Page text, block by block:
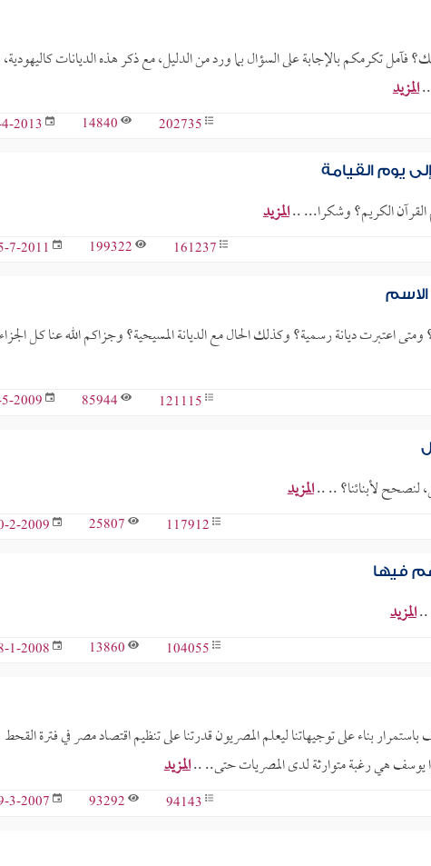
فآمل تكرمكم بالإجابة على السؤال بما ورد من الدليل، مع ذكر هذه الديانات كاليهودية،
..المزيد
202735
14840
2013
يوم القيامة
القرآن الكريم؟ وشكرا... ..المزيد
161237
199322
7-2011
الاسم
ومتى اعتبرت ديانة رسمية؟ وكذلك الحال مع الديانة المسيحية؟ وجزاكم الله عنا كـل
121115
85944
2009
لنصحح لأبنائنا؟ .. ..المزيد
117912
25807
2-2009
فيها
..المزيد
104055
13860
1-2008
بناء على توجيهاتنا ليعلم المصريون قدرتنا على تنظيم اقتصاد مصر في فترة القحط
يوسف هي رغبة متوارثة لدى المصريات حتى.. ..المزيد
94143
93292
3-2007